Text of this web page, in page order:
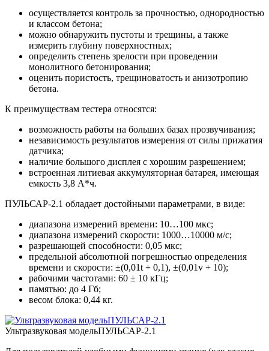
осуществляется контроль за прочностью, однородностью
и классом бетона;
можно обнаружить пустоты и трещины, а также
измерить глубину поверхностных;
определить степень зрелости при проведении
монолитного бетонирования;
оценить пористость, трещиноватость и анизотропию
бетона.
К преимуществам тестера относятся:
возможность работы на больших базах прозвучивания;
независимость результатов измерения от силы прижатия
датчика;
наличие большого дисплея с хорошим разрешением;
встроенная литиевая аккумуляторная батарея, имеющая
емкость 3,8 А*ч.
ПУЛЬСАР-2.1 обладает достойными параметрами, в виде:
диапазона измерений времени: 10…100 мкс;
диапазона измерений скорости: 1000…10000 м/с;
разрешающей способности: 0,05 мкс;
предельной абсолютной погрешностью определения
времени и скорости: ±(0,01t + 0,1), ±(0,01v + 10);
рабочими частотами: 60 ± 10 кГц;
памятью: до 4 Гб;
весом блока: 0,44 кг.
Ультразвуковая модельПУЛЬСАР-2.1